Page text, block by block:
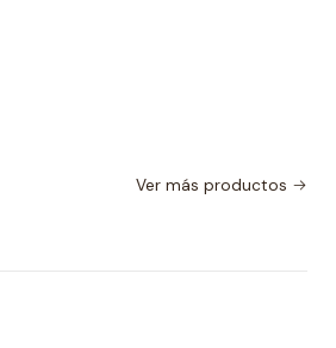
Ver más productos